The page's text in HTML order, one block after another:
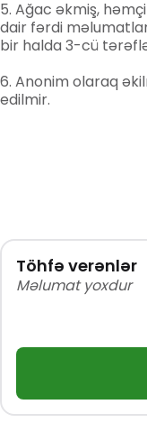
Ağac əkmiş,
dair fərdi
bir halda 3-cü
Anonim olaraq
edilmir.
Töhfə verənlər
Məlumat yoxdur